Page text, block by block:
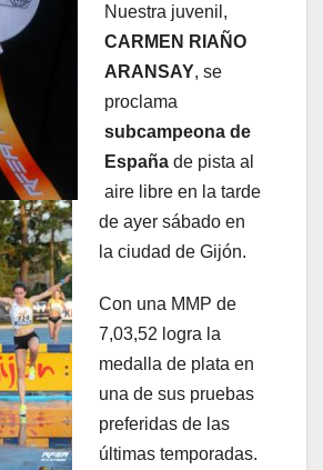
Nuestra juvenil,
CARMEN RIAÑO
ARANSAY, se
proclama
subcampeona de
España de pista al
aire libre en la tarde
de ayer sábado en
la ciudad de Gijón.
Con una MMP de
7,03,52 logra la
medalla de plata en
una de sus pruebas
preferidas de las
últimas temporadas.